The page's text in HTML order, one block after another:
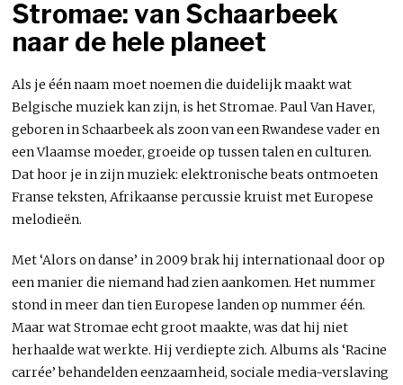
Stromae: van Schaarbeek
naar de hele planeet
Als je één naam moet noemen die duidelijk maakt wat
Belgische muziek kan zijn, is het Stromae. Paul Van Haver,
geboren in Schaarbeek als zoon van een Rwandese vader en
een Vlaamse moeder, groeide op tussen talen en culturen.
Dat hoor je in zijn muziek: elektronische beats ontmoeten
Franse teksten, Afrikaanse percussie kruist met Europese
melodieën.
Met ‘Alors on danse’ in 2009 brak hij internationaal door op
een manier die niemand had zien aankomen. Het nummer
stond in meer dan tien Europese landen op nummer één.
Maar wat Stromae echt groot maakte, was dat hij niet
herhaalde wat werkte. Hij verdiepte zich. Albums als ‘Racine
carrée’ behandelden eenzaamheid, sociale media-verslaving